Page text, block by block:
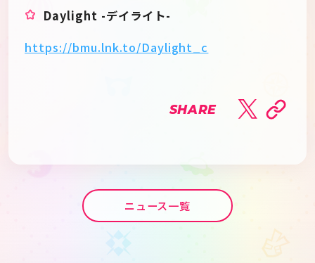
Daylight -デイライト-
https://bmu.lnk.to/Daylight_c
SHARE
ニュース一覧